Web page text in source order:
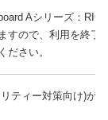
Aシリーズ：
すので、利用を終了
ださい。
ティー対策向け)が